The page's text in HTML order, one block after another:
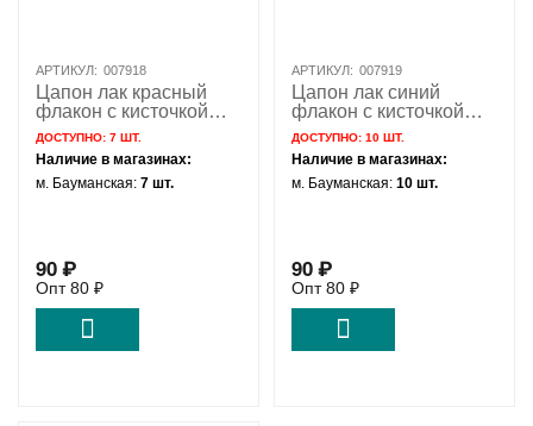
АРТИКУЛ: 007918
Цапон лак красный
флакон с кисточкой
Solins 22мл
ДОСТУПНО:7 ШТ.
Наличие в магазинах:
м. Бауманская:7 шт.
90₽
Опт80 ₽
АРТИКУЛ: 007919
Цапон лак синий
флакон с кисточкой
Solins 22мл
ДОСТУПНО:10 ШТ.
Наличие в магазинах:
м. Бауманская:10 шт.
90₽
Опт80 ₽